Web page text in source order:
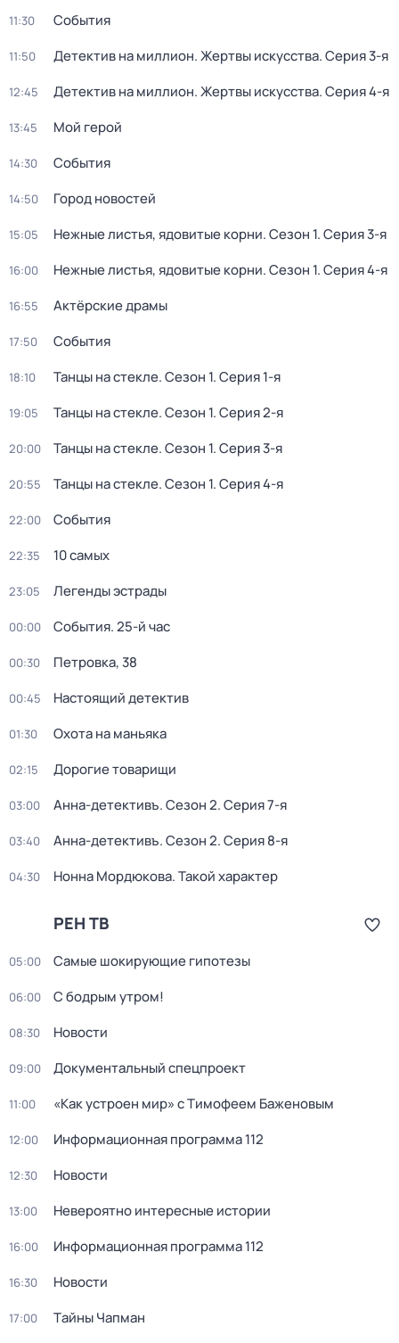
11:30 События
11:50 Детектив на миллион. Жертвы искусства. Серия 3-я
12:45 Детектив на миллион. Жертвы искусства. Серия 4-я
13:45 Мой герой
14:30 События
14:50 Город новостей
15:05 Нежные листья, ядовитые корни. Сезон 1. Серия 3-я
16:00 Нежные листья, ядовитые корни. Сезон 1. Серия 4-я
16:55 Актёрские драмы
17:50 События
18:10 Танцы на стекле. Сезон 1. Серия 1-я
19:05 Танцы на стекле. Сезон 1. Серия 2-я
20:00 Танцы на стекле. Сезон 1. Серия 3-я
20:55 Танцы на стекле. Сезон 1. Серия 4-я
22:00 События
22:35 10 самых
23:05 Легенды эстрады
00:00 События. 25-й час
00:30 Петровка, 38
00:45 Настоящий детектив
01:30 Охота на маньяка
02:15 Дорогие товарищи
03:00 Анна-детективъ. Сезон 2. Серия 7-я
03:40 Анна-детективъ. Сезон 2. Серия 8-я
04:30 Нонна Мордюкова. Такой характер
РЕН ТВ
05:00 Самые шoкиpующие гипотезы
06:00 С бодрым утром!
08:30 Новости
09:00 Докyментальный cпецпроект
11:00 «Как устроен мир» с Тимофеем Баженовым
12:00 Информационная программа 112
12:30 Новости
13:00 Невероятно интересные истории
16:00 Информационная программа 112
16:30 Новости
17:00 Тaйны Чапман